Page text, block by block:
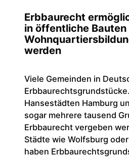
Erbbaurecht
in öffentliche
werden
Viele Gemeinden in
Hansestädten Hamburg
sogar mehrere tausend
Erbbaurecht vergeben
Städte wie Wolfsburg
haben